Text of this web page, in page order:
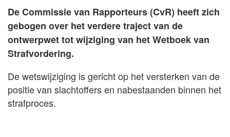
De Commissie van Rapporteurs (CvR) heeft zich
gebogen over het verdere traject van de
ontwerpwet tot wijziging van het Wetboek van
Strafvordering.
De wetswijziging is gericht op het versterken van de
positie van slachtoffers en nabestaanden binnen het
strafproces.